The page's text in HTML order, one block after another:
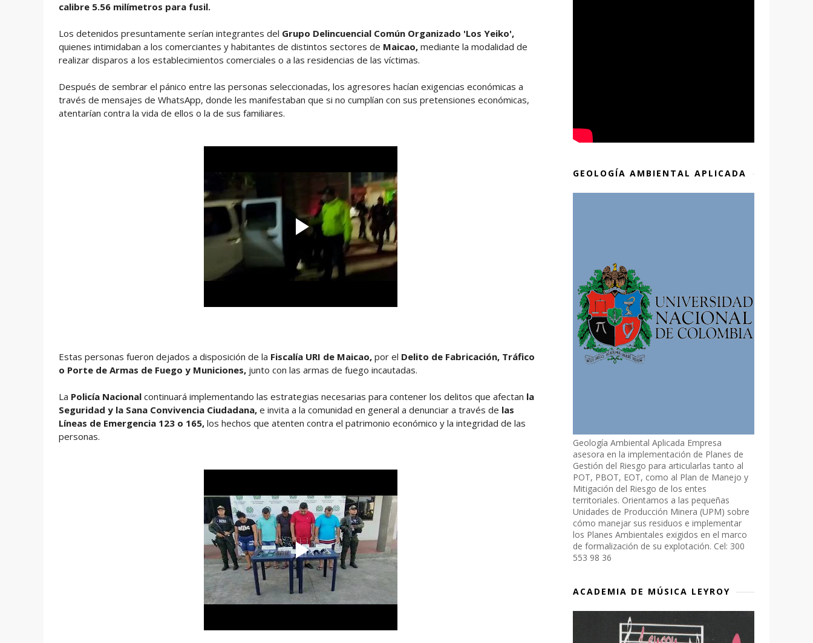
calibre 5.56 milímetros para fusil.
Los detenidos presuntamente serían integrantes del Grupo Delincuencial Común Organizado 'Los Yeiko',
quienes intimidaban a los comerciantes y habitantes de distintos sectores de Maicao, mediante la modalidad de
realizar disparos a los establecimientos comerciales o a las residencias de las víctimas.
Después de sembrar el pánico entre las personas seleccionadas, los agresores hacían exigencias económicas a
través de mensajes de WhatsApp, donde les manifestaban que si no cumplían con sus pretensiones económicas,
atentarían contra la vida de ellos o la de sus familiares.
Estas personas fueron dejados a disposición de la Fiscalía URI de Maicao, por el Delito de Fabricación, Tráfico
o Porte de Armas de Fuego y Municiones, junto con las armas de fuego incautadas.
La Policía Nacional continuará implementando las estrategias necesarias para contener los delitos que afectan la
Seguridad y la Sana Convivencia Ciudadana, e invita a la comunidad en general a denunciar a través de las
Líneas de Emergencia 123 o 165, los hechos que atenten contra el patrimonio económico y la integridad de las
personas.
GEOLOGÍA AMBIENTAL APLICADA
Geología Ambiental Aplicada Empresa
asesora en la implementación de Planes de
Gestión del Riesgo para articularlas tanto al
POT, PBOT, EOT, como al Plan de Manejo y
Mitigación del Riesgo de los entes
territoriales. Orientamos a las pequeñas
Unidades de Producción Minera (UPM) sobre
cómo manejar sus residuos e implementar
los Planes Ambientales exigidos en el marco
de formalización de su explotación. Cel: 300
553 98 36
ACADEMIA DE MÚSICA LEYROY